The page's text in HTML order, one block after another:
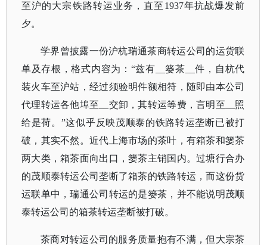
至沪的大宗铁路转运业务，直至1937年抗战爆发前
夕。
学界曾披露一份沪杭瑞通茶商转运公司的运货联
单及存根，格式内容为： “兹有__篓茶__件，自杭代
装火车至沪站，经过须验明件额相符，随即由本公司
代理转运各他埠至__交卸，其转运等费，言明至__照
给是荷。”这似乎反映茂顺泰的铁路转运垄断已被打
破，其实不然。近代上海市场的茶叶，有箱茶和篓茶
两大类，箱茶面向出口，篓茶主销国内。过塘行合办
的茂顺泰转运公司垄断了箱茶的铁路转运，而这份货
运联单中，瑞通公司转运的是篓茶，并不能说明茂顺
泰转运公司的箱茶转运垄断被打破。
茶商对转运公司的服务质量抱有不满，但大宗茶